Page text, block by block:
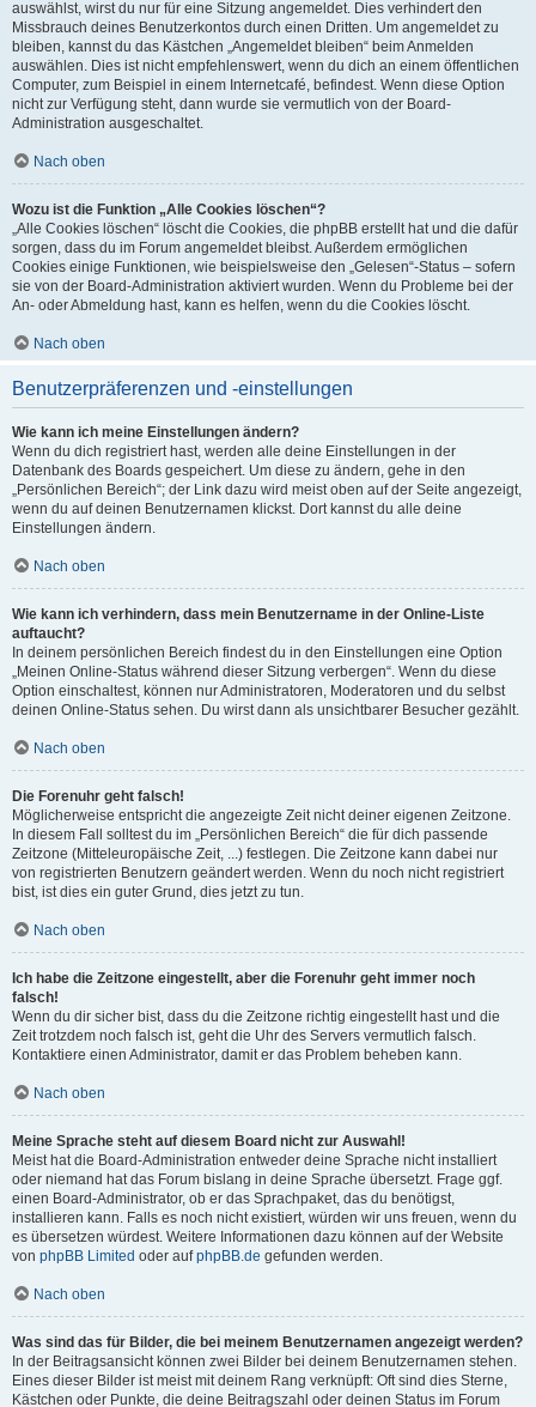
auswählst, wirst du nur für eine Sitzung angemeldet. Dies verhindert den
Missbrauch deines Benutzerkontos durch einen Dritten. Um angemeldet zu
bleiben, kannst du das Kästchen „Angemeldet bleiben“ beim Anmelden
auswählen. Dies ist nicht empfehlenswert, wenn du dich an einem öffentlichen
Computer, zum Beispiel in einem Internetcafé, befindest. Wenn diese Option
nicht zur Verfügung steht, dann wurde sie vermutlich von der Board-
Administration ausgeschaltet.
Nach oben
Wozu ist die Funktion „Alle Cookies löschen“?
„Alle Cookies löschen“ löscht die Cookies, die phpBB erstellt hat und die dafür
sorgen, dass du im Forum angemeldet bleibst. Außerdem ermöglichen
Cookies einige Funktionen, wie beispielsweise den „Gelesen“-Status – sofern
sie von der Board-Administration aktiviert wurden. Wenn du Probleme bei der
An- oder Abmeldung hast, kann es helfen, wenn du die Cookies löscht.
Nach oben
Benutzerpräferenzen und -einstellungen
Wie kann ich meine Einstellungen ändern?
Wenn du dich registriert hast, werden alle deine Einstellungen in der
Datenbank des Boards gespeichert. Um diese zu ändern, gehe in den
„Persönlichen Bereich“; der Link dazu wird meist oben auf der Seite angezeigt,
wenn du auf deinen Benutzernamen klickst. Dort kannst du alle deine
Einstellungen ändern.
Nach oben
Wie kann ich verhindern, dass mein Benutzername in der Online-Liste
auftaucht?
In deinem persönlichen Bereich findest du in den Einstellungen eine Option
„Meinen Online-Status während dieser Sitzung verbergen“. Wenn du diese
Option einschaltest, können nur Administratoren, Moderatoren und du selbst
deinen Online-Status sehen. Du wirst dann als unsichtbarer Besucher gezählt.
Nach oben
Die Forenuhr geht falsch!
Möglicherweise entspricht die angezeigte Zeit nicht deiner eigenen Zeitzone.
In diesem Fall solltest du im „Persönlichen Bereich“ die für dich passende
Zeitzone (Mitteleuropäische Zeit, ...) festlegen. Die Zeitzone kann dabei nur
von registrierten Benutzern geändert werden. Wenn du noch nicht registriert
bist, ist dies ein guter Grund, dies jetzt zu tun.
Nach oben
Ich habe die Zeitzone eingestellt, aber die Forenuhr geht immer noch
falsch!
Wenn du dir sicher bist, dass du die Zeitzone richtig eingestellt hast und die
Zeit trotzdem noch falsch ist, geht die Uhr des Servers vermutlich falsch.
Kontaktiere einen Administrator, damit er das Problem beheben kann.
Nach oben
Meine Sprache steht auf diesem Board nicht zur Auswahl!
Meist hat die Board-Administration entweder deine Sprache nicht installiert
oder niemand hat das Forum bislang in deine Sprache übersetzt. Frage ggf.
einen Board-Administrator, ob er das Sprachpaket, das du benötigst,
installieren kann. Falls es noch nicht existiert, würden wir uns freuen, wenn du
es übersetzen würdest. Weitere Informationen dazu können auf der Website
von phpBB Limited oder aufphpBB.de gefunden werden.
Nach oben
Was sind das für Bilder, die bei meinem Benutzernamen angezeigt werden?
In der Beitragsansicht können zwei Bilder bei deinem Benutzernamen stehen.
Eines dieser Bilder ist meist mit deinem Rang verknüpft: Oft sind dies Sterne,
Kästchen oder Punkte, die deine Beitragszahl oder deinen Status im Forum